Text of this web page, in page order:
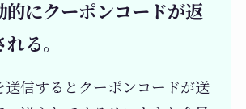
的にクーポンコードが返
る。
送信するとクーポンコードが送